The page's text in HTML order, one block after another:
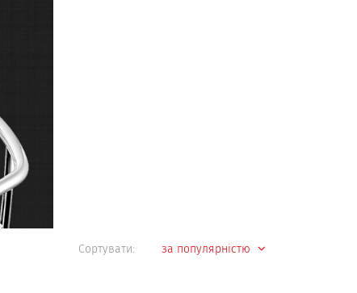
Сортувати: за популярністю